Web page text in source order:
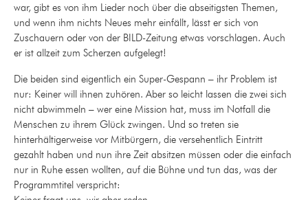
war, gibt es von ihm Lieder noch über die abseitigsten Themen,
und wenn ihm nichts Neues mehr einfällt, lässt er sich von
Zuschauern oder von der BILD-Zeitung etwas vorschlagen. Auch
er ist allzeit zum Scherzen aufgelegt!
Die beiden sind eigentlich ein Super-Gespann – ihr Problem ist
nur: Keiner will ihnen zuhören. Aber so leicht lassen die zwei sich
nicht abwimmeln – wer eine Mission hat, muss im Notfall die
Menschen zu ihrem Glück zwingen. Und so treten sie
hinterhältigerweise vor Mitbürgern, die versehentlich Eintritt
gezahlt haben und nun ihre Zeit absitzen müssen oder die einfach
nur in Ruhe essen wollten, auf die Bühne und tun das, was der
Programmtitel verspricht: